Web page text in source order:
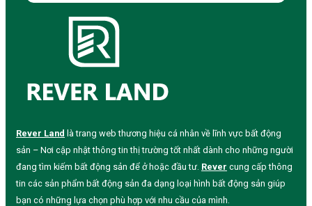
Rever Land là trang web thương hiệu cá nhân về lĩnh vực bất động
sản – Nơi cập nhật thông tin thị trường tốt nhất dành cho những người
đang tìm kiếm bất động sản để ở hoặc đầu tư. Rever cung cấp thông
tin các sản phẩm bất động sản đa dạng loại hình bất động sản giúp
bạn có những lựa chọn phù hợp với nhu cầu của mình.